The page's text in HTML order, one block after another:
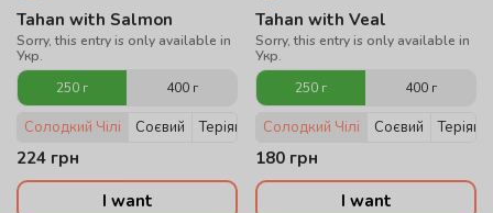
Tahan with Salmon
Sorry, this entry is only available in
Укр.
250 г
400 г
Солодкий Чілі Соєвий Теріякі
224 грн
I want
Tahan with Veal
Sorry, this entry is only available in
Укр.
250 г
400 г
Солодкий Чілі Соєвий Теріякі
180 грн
I want